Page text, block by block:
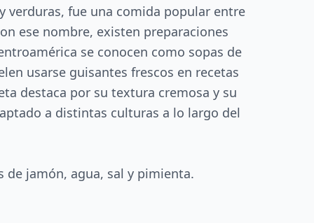
verduras, fue una comida popular entre
ese nombre, existen preparaciones
se conocen como sopas de
usarse guisantes frescos en recetas
destaca por su textura cremosa y su
a distintas culturas a lo largo del
jamón, agua, sal y pimienta.